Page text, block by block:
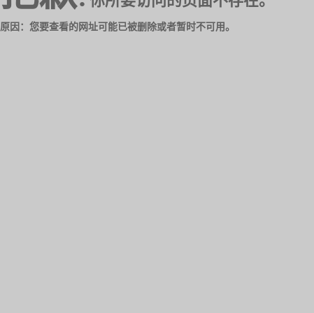
原因：您要查看的网址可能已被删除或者暂时不可用。